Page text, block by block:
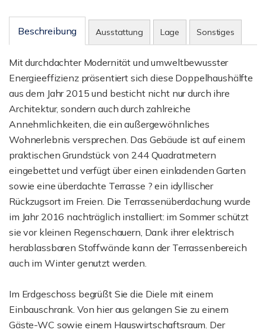
Beschreibung Ausstattung Lage Sonstiges
Mit durchdachter Modernität und umweltbewusster
Energieeffizienz präsentiert sich diese Doppelhaushälfte
aus dem Jahr 2015 und besticht nicht nur durch ihre
Architektur, sondern auch durch zahlreiche
Annehmlichkeiten, die ein außergewöhnliches
Wohnerlebnis versprechen. Das Gebäude ist auf einem
praktischen Grundstück von 244 Quadratmetern
eingebettet und verfügt über einen einladenden Garten
sowie eine überdachte Terrasse ? ein idyllischer
Rückzugsort im Freien. Die Terrassenüberdachung wurde
im Jahr 2016 nachträglich installiert: im Sommer schützt
sie vor kleinen Regenschauern, Dank ihrer elektrisch
herablassbaren Stoffwände kann der Terrassenbereich
auch im Winter genutzt werden.
Im Erdgeschoss begrüßt Sie die Diele mit einem
Einbauschrank. Von hier aus gelangen Sie zu einem
Gäste-WC sowie einem Hauswirtschaftsraum. Der